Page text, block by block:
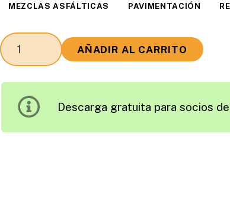
MEZCLAS ASFÁLTICAS PAVIMENTACIÓN
Revista
Carreteras
cantidad
AÑADIR AL CARRITO
Descarga gratuita para socios